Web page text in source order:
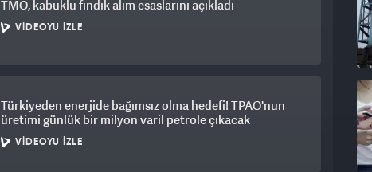
TMO, kabuklu fındık alım esaslarını açıkladı
VIDEOYU İZLE
Türkiyeden enerjide bağımsız olma hedefi! TPAO'nun
üretimi günlük bir milyon varil petrole çıkacak
VIDEOYU İZLE